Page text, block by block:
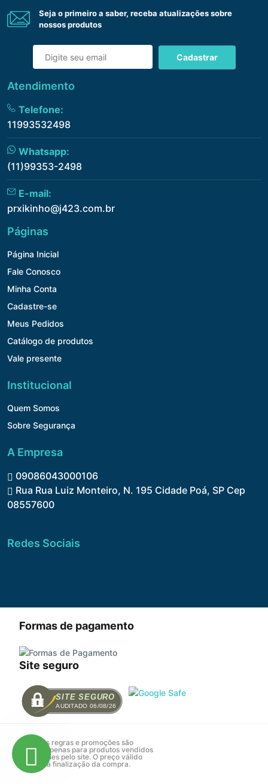
Seja o primeiro a saber, receba atualizações sobre
nossos produtos
Cadastrar
Atendimento
Telefone:
11993532498
Whatsapp:
(11)99353-2498
E-mail:
prxikinho@j423.com.br
Páginas
Página Inicial
Fale Conosco
Minha Conta
Cadastre-se
Meus Pedidos
Catálogo de produtos
Vale presente
Institucional
Quem Somos
Sobre Segurança
A Empresa
09086043000106
Rua Rua Luiz Monteiro, N. 195 Cidade Poá, SP Cep
08557600
Redes Sociais
Formas de pagamento
Site seguro
SITE SEGURO
AUDITADO 06/08/26
Todas as regras e promoções são
válidas apenas para produtos vendidos
e entregues pelo site. O preço válido
será o da finalização da compra.